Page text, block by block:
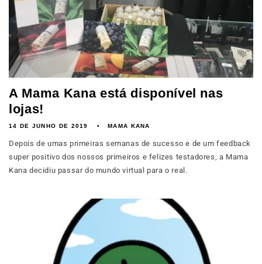
A Mama Kana está disponível nas
lojas!
14 DE JUNHO DE 2019 MAMA KANA
Depois de umas primeiras semanas de sucesso e de um feedback
super positivo dos nossos primeiros e felizes testadores, a Mama
Kana decidiu passar do mundo virtual para o real.